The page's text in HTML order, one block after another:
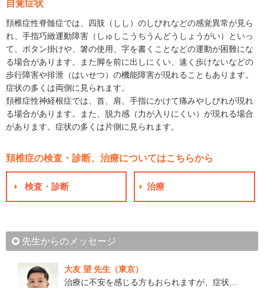
自覚症状
頚椎症性脊髄症では、四肢（しし）のしびれなどの感覚異常が見ら
れ、手指巧緻運動障害（しゅしこうちうんどうしょうがい）といっ
て、ボタン掛けや、箸の使用、字を書くことなどの運動が困難にな
る場合があります。また脚を前に出しにくい、速く歩けないなどの
歩行障害や排泄（はいせつ）の機能障害が現れることもあります。
症状の多くは両側に見られます。
頚椎症性神経根症では、首、肩、手指にかけて痛みやしびれが現れ
る場合があります。また、脱力感（力が入りにくい）が現れる場合
があります。症状の多くは片側に見られます。
頚椎症の検査・診断、治療についてはこちらから
検査・診断 治療
先生からのメッセージ
大友 望 先生（東京）
治療に不安を感じる方もおられますが、症状…